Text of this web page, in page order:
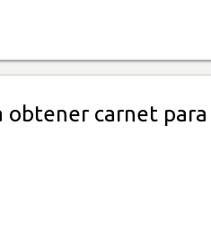
obtener carnet para